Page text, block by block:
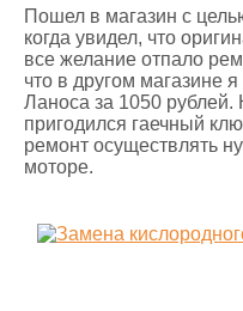
Пошел в магазин с
когда увидел, что
все желание отпало
что в другом магазине
Ланоса за 1050 рублей.
пригодился гаечный
ремонт осуществлять
моторе.